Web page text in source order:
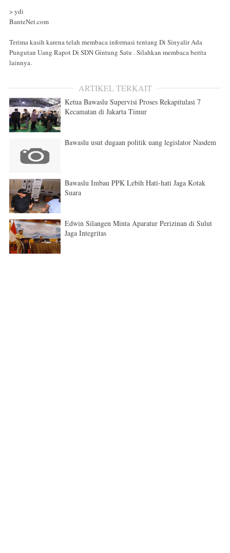
> ydi
BanteNet.com
Terima kasih karena telah membaca informasi tentang Di Sinyalir Ada
Pungutan Uang Rapot Di SDN Gintung Satu . Silahkan membaca berita
lainnya.
ARTIKEL TERKAIT
Ketua Bawaslu Supervisi Proses Rekapitulasi 7
Kecamatan di Jakarta Timur
Bawaslu usut dugaan politik uang legislator Nasdem
Bawaslu Imbau PPK Lebih Hati-hati Jaga Kotak
Suara
Edwin Silangen Minta Aparatur Perizinan di Sulut
Jaga Integritas